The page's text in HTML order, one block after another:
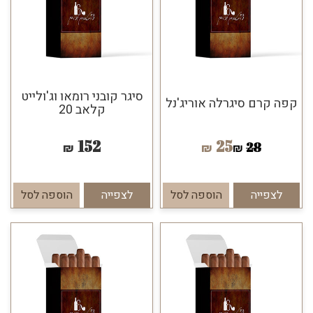
קפה קרם סיגרלה אוריג'נל
28
₪
25
₪
לצפייה הוספה לסל
סיגר קובני רומאו וג'ולייט
קלאב 20
152
₪
לצפייה הוספה לסל